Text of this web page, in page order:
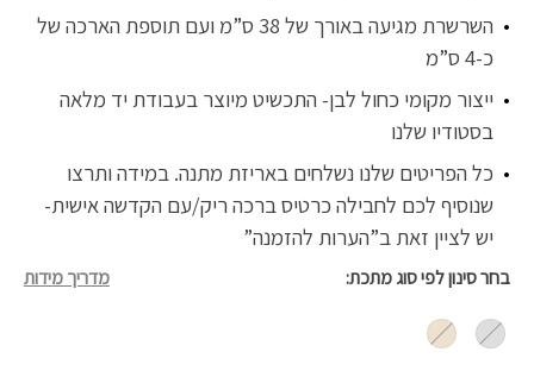
השרשרת מגיעה באורך של 38 ס”מ ועם תוספת הארכה של
כ-4 ס”מ
ייצור מקומי כחול לבן- התכשיט מיוצר בעבודת יד מלאה
בסטודיו שלנו
כל הפריטים שלנו נשלחים באריזת מתנה. במידה ותרצו
שנוסיף לכם לחבילה כרטיס ברכה ריק/עם הקדשה אישית-
יש לציין זאת ב”הערות להזמנה”
בחר סינון לפי סוג מתכת מדריך מידות